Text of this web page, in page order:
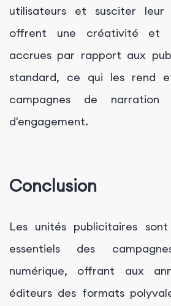
utilisateurs et susciter leur
offrent une créativité et
accrues par rapport aux
standard, ce qui les rend
campagnes de
d'engagement.
Conclusion
Les unités publicitaires
essentiels des
numérique, offrant aux
éditeurs des formats